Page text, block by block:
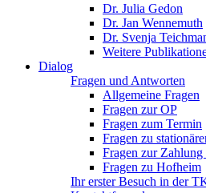
Dr. Julia Gedon
Dr. Jan Wennemuth
Dr. Svenja
Weitere
Dialog
Fragen und Antworten
Allgemeine Fragen
Fragen zur OP
Fragen zum Termin
Fragen zu
Fragen zur
Fragen zu Hofheim
Ihr erster Besuch in der